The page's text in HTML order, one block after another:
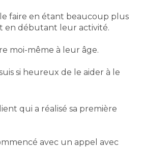
faire en étant beaucoup plus
en débutant leur activité.
moi-même à leur âge.
si heureux de le aider à le
qui a réalisé sa première
avec un appel avec